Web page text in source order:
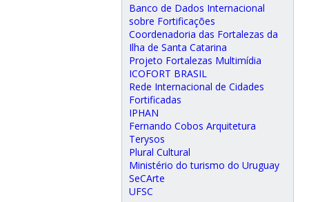
Banco de Dados Internacional
sobre Fortificações
Coordenadoria das Fortalezas da
Ilha de Santa Catarina
Projeto Fortalezas Multimídia
ICOFORT BRASIL
Rede Internacional de Cidades
Fortificadas
IPHAN
Fernando Cobos Arquitetura
Terysos
Plural Cultural
Ministério do turismo do Uruguay
SeCArte
UFSC